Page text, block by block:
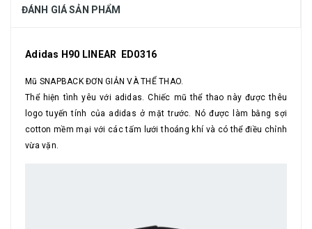
ĐÁNH GIÁ SẢN PHẨM
Adidas H90 LINEAR ED0316
Mũ SNAPBACK ĐƠN GIẢN VÀ THỂ THAO.
Thể hiện tình yêu với adidas. Chiếc mũ thể thao này được thêu
logo tuyến tính của adidas ở mặt trước. Nó được làm bằng sợi
cotton mềm mại với các tấm lưới thoáng khí và có thể điều chỉnh
vừa vặn.